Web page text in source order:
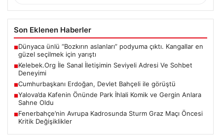
Son Eklenen Haberler
■Dünyaca ünlü “Bozkırın aslanları” podyuma çıktı. Kangallar en
güzel seçilmek için yarıştı
■Kelebek.Org İle Sanal İletişimin Seviyeli Adresi Ve Sohbet
Deneyimi
■Cumhurbaşkanı Erdoğan, Devlet Bahçeli ile görüştü
■Yalova’da Kafenin Önünde Park İhlali Komik ve Gergin Anlara
Sahne Oldu
■Fenerbahçe’nin Avrupa Kadrosunda Sturm Graz Maçı Öncesi
Kritik Değişiklikler